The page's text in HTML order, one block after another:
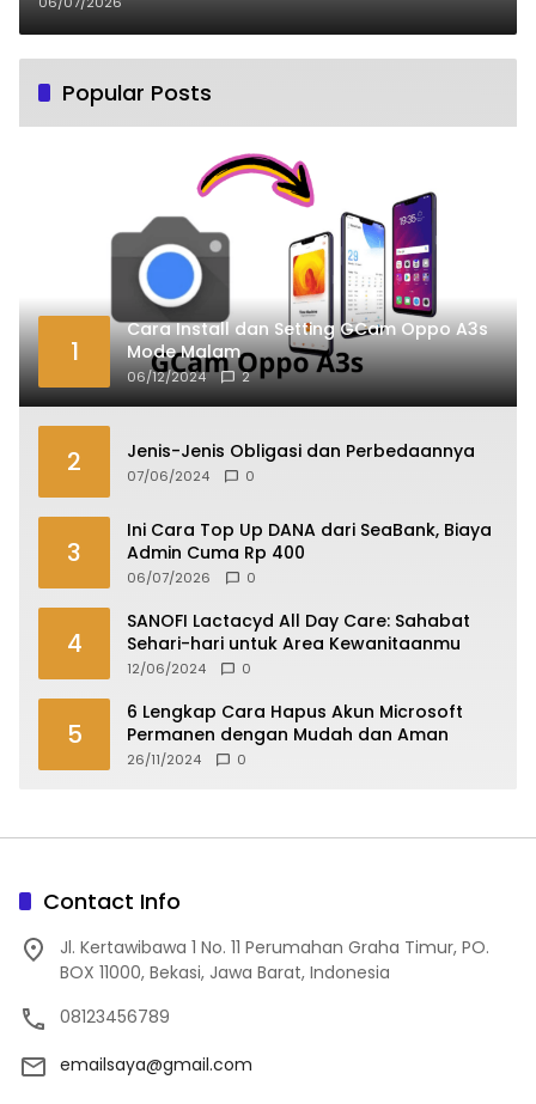
Popular Posts
1
Cara Install dan Setting GCam Oppo A3s
Mode Malam
06/12/2024 2
2 Jenis-Jenis Obligasi dan Perbedaannya
07/06/2024 0
3
Ini Cara Top Up DANA dari SeaBank, Biaya
Admin Cuma Rp 400
06/07/2026 0
4
SANOFI Lactacyd All Day Care: Sahabat
Sehari-hari untuk Area Kewanitaanmu
12/06/2024 0
5
6 Lengkap Cara Hapus Akun Microsoft
Permanen dengan Mudah dan Aman
26/11/2024 0
Contact Info
Jl. Kertawibawa 1 No. 11 Perumahan Graha Timur, PO.
BOX 11000, Bekasi, Jawa Barat, Indonesia
08123456789
emailsaya@gmail.com